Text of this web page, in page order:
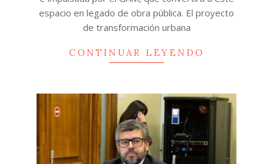
espacio en legado de obra pública. El proyecto
de transformación urbana
CONTINUAR LEYENDO